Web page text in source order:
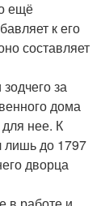
ещё
к его
составляет
за
дома
нее. К
лишь до 1797
дворца